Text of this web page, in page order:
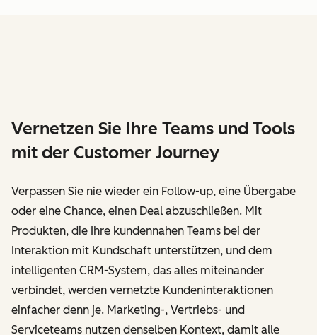
Vernetzen Sie Ihre Teams und Tools
mit der Customer Journey
Verpassen Sie nie wieder ein Follow-up, eine Übergabe
oder eine Chance, einen Deal abzuschließen. Mit
Produkten, die Ihre kundennahen Teams bei der
Interaktion mit Kundschaft unterstützen, und dem
intelligenten CRM-System, das alles miteinander
verbindet, werden vernetzte Kundeninteraktionen
einfacher denn je. Marketing-, Vertriebs- und
Serviceteams nutzen denselben Kontext, damit alle